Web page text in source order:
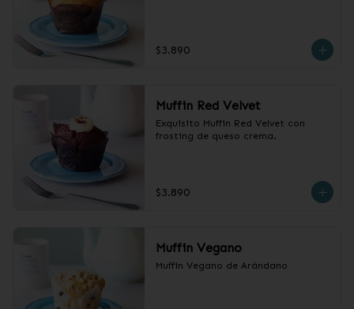
$3.890
Muffin Red Velvet
Exquisito Muffin Red Velvet con
frosting de queso crema.
$3.890
Muffin Vegano
Muffin Vegano de Arándano